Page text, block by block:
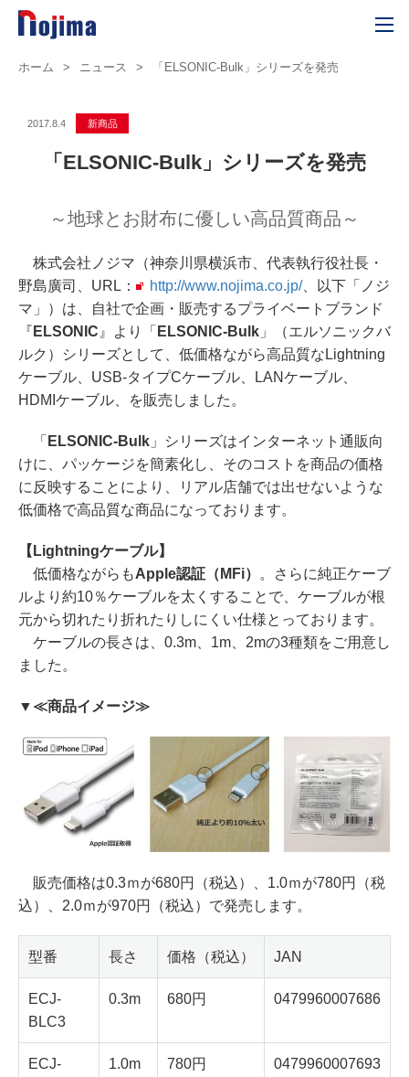
ホーム > ニュース > 「ELSONIC-Bulk」シリーズを発売
2017.8.4 新商品
「ELSONIC-Bulk」シリーズを発売
～地球とお財布に優しい高品質商品～
株式会社ノジマ（神奈川県横浜市、代表執行役社長・
野島廣司、URL：
http://www.nojima.co.jp/、以下「ノジ
マ」）は、自社で企画・販売するプライベートブランド
『 ELSONIC 』より「 ELSONIC-Bulk 」（エルソニックバ
ルク）シリーズとして、低価格ながら高品質なLightning
ケーブル、USB-タイプCケーブル、LANケーブル、
HDMIケーブル、を販売しました。
「 ELSONIC-Bulk 」シリーズはインターネット通販向
けに、パッケージを簡素化し、そのコストを商品の価格
に反映することにより、リアル店舗では出せないような
低価格で高品質な商品になっております。
【Lightningケーブル】
低価格ながらもApple認証（MFi）
。さらに純正ケーブ
ルより約10％ケーブルを太くすることで、ケーブルが根
元から切れたり折れたりしにくい仕様とっております。
ケーブルの長さは、0.3m、1m、2mの3種類をご用意し
ました。
▼≪商品イメージ≫
販売価格は0.3ｍが680円（税込）、1.0ｍが780円（税
込）、2.0ｍが970円（税込）で発売します。
型番 長さ 価格（税込） JAN
ECJ-
BLC3
0.3m 680円 0479960007686
ECJ-
1.0m 780円 0479960007693